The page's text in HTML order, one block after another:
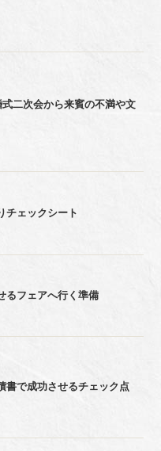
二次会から来賓の不満や文
チェックシート
るフェアへ行く準備
書で成功させるチェック点